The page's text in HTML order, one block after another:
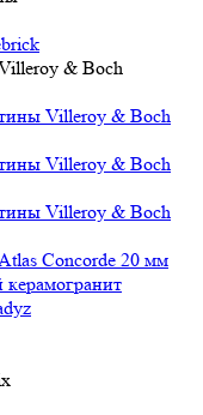
& Boch
Villeroy & Boch
Villeroy & Boch
Villeroy & Boch
Concorde 20 мм